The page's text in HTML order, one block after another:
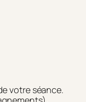
votre séance.